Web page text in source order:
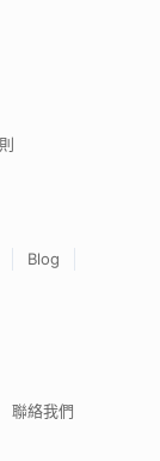
Blog
聯絡我們